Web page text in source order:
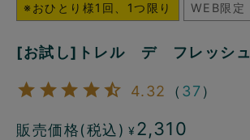
※おひとり様1回、1つ限り WEB限定
[お試し]トレル デ フレッシュ
4.32 （ 37）
販売価格(税込) ¥ 2,310